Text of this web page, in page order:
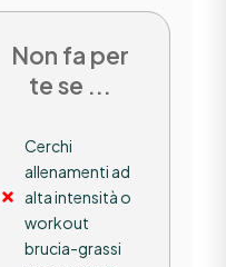
Non fa per
te se ...
Cerchi
allenamenti ad
alta intensità o
workout
brucia-grassi